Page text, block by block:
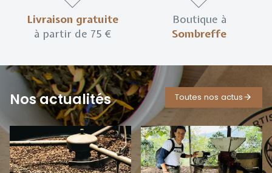
Livraison gratuite
à partir de 75 €
Boutique à
Sombreffe
Nos actualités Toutes nos actus